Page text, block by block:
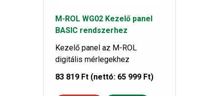
M-ROL WG02 Kezelő panel
BASIC rendszerhez
Kezelő panel az M-ROL
digitális mérlegekhez
83 819 Ft (nettó: 65 999 Ft)